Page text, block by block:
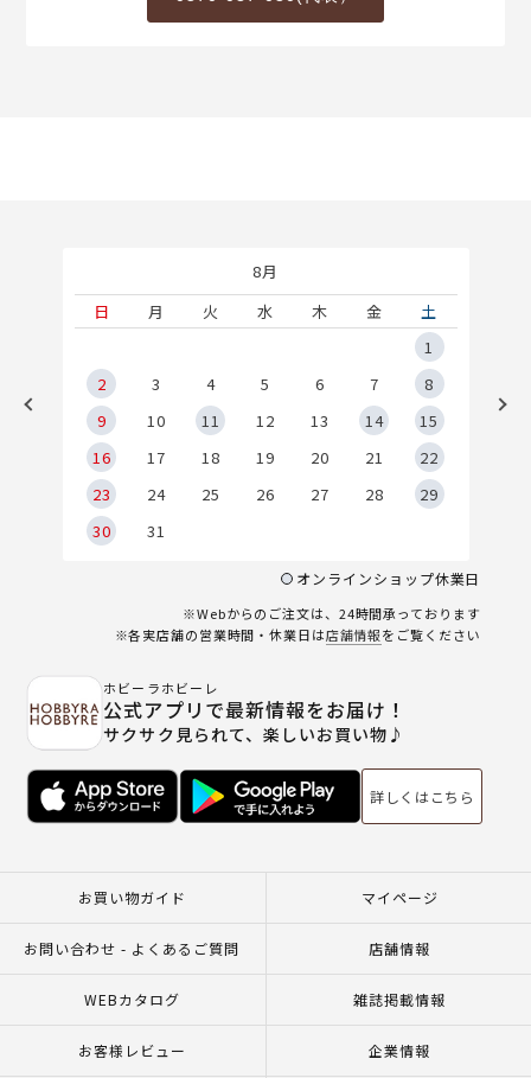
8月
日
月 火 水 木 金
土
1
2
3 4 5 6 7
8
9
10 11 12 13 14
15
16
17 18 19 20 21
22
23
24 25 26 27 28
29
30
31
オンラインショップ休業日
※Webからのご注文は、24時間承っております
※各実店舗の営業時間・休業日は店舗情報をご覧ください
ホビーラホビーレ
公式アプリで最新情報をお届け！
サクサク見られて、楽しいお買い物♪
詳しくはこちら
お買い物ガイド マイページ
お問い合わせ - よくあるご質問 店舗情報
WEBカタログ 雑誌掲載情報
お客様レビュー 企業情報